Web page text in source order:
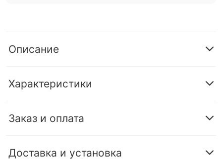
Описание
Характеристики
Заказ и оплата
Доставка и установка